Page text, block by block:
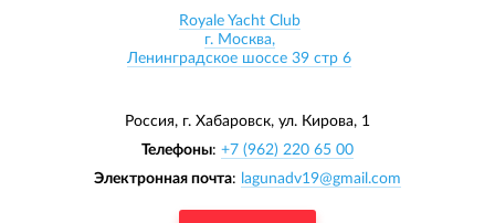
Royale Yacht Club
г. Москва,
Ленинградское шоссе 39 стр 6
Россия, г. Хабаровск, ул. Кирова, 1
Телефоны: +7 (962) 220 65 00
Электронная почта: lagunadv19@gmail.com